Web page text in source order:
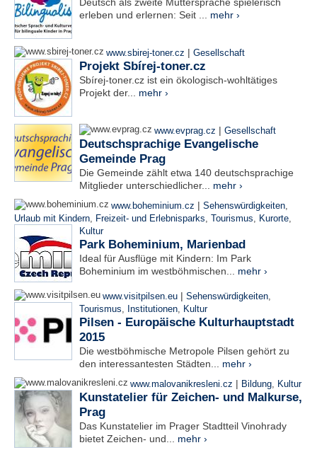
erleben und erlernen: Seit ... mehr ›
www.sbirej-toner.cz | Gesellschaft
Projekt Sbírej-toner.cz
Sbírej-toner.cz ist ein ökologisch-wohltätiges
Projekt der... mehr ›
www.evprag.cz | Gesellschaft
Deutschsprachige Evangelische
Gemeinde Prag
Die Gemeinde zählt etwa 140 deutschsprachige
Mitglieder unterschiedlicher... mehr ›
www.boheminium.cz | Sehenswürdigkeiten,
Urlaub mit Kindern, Freizeit- und Erlebnisparks, Tourismus, Kurorte,
Kultur
Park Boheminium, Marienbad
Ideal für Ausflüge mit Kindern: Im Park
Boheminium im westböhmischen... mehr ›
www.visitpilsen.eu | Sehenswürdigkeiten,
Tourismus, Institutionen, Kultur
Pilsen - Europäische Kulturhauptstadt
2015
Die westböhmische Metropole Pilsen gehört zu
den interessantesten Städten... mehr ›
www.malovanikresleni.cz | Bildung, Kultur
Kunstatelier für Zeichen- und Malkurse,
Prag
Das Kunstatelier im Prager Stadtteil Vinohrady
bietet Zeichen- und... mehr ›